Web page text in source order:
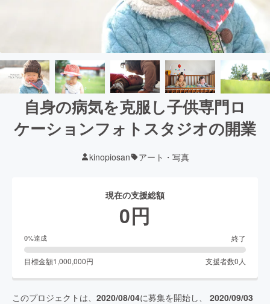
自身の病気を克服し子供専門ロ
ケーションフォトスタジオの開業
kinopiosan アート・写真
現在の支援総額
0円
0%達成 終了
目標金額1,000,000円 支援者数0 人
このプロジェクトは、 2020/08/04に募集を開始し、 2020/09/03